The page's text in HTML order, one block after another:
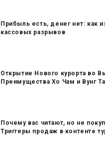
Прибыль есть, денег нет: как
кассовых разрывов
Открытие Нового курорта во
Преимущества Хо Чам и Вунг
Почему вас читают, но не
Триггеры продаж в контенте